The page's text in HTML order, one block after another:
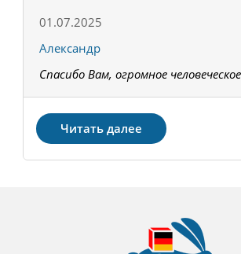
01.07.2025
Александр
Спасибо Вам, огромное
Читать далее